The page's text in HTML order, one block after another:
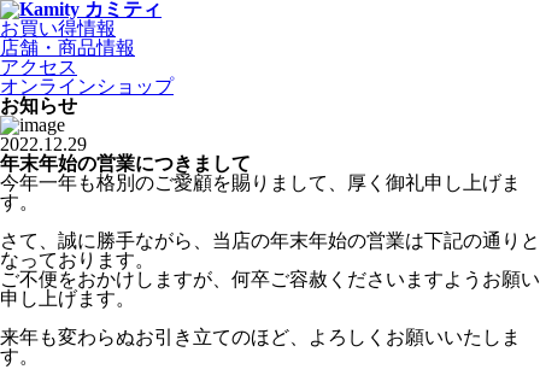
お買い得情報
店舗・商品情報
アクセス
オンラインショップ
お知らせ
2022.12.29
年末年始の営業につきまして
今年一年も格別のご愛顧を賜りまして、厚く御礼申し上げま
す。
さて、誠に勝手ながら、当店の年末年始の営業は下記の通りと
なっております。
ご不便をおかけしますが、何卒ご容赦くださいますようお願い
申し上げます。
来年も変わらぬお引き立てのほど、よろしくお願いいたしま
す。